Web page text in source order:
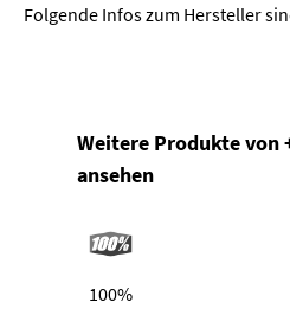
Folgende Infos zum Hersteller
Produktgalerie
Weitere Produkte von
ansehen
100%